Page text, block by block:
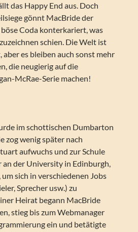
das Happy End aus. Doch
gönnt MacBride der
Coda konterkariert, was
schien. Die Welt ist
aber es bleiben auch sonst mehr
die neugierig auf die
McRae-Serie machen!
im schottischen Dumbarton
zog wenig später nach
aufwuchs und zur Schule
an der University in Edinburgh,
sich in verschiedenen Jobs
Sprecher usw.) zu
Heirat begann MacBride
stieg bis zum Webmanager
ein und betätigte